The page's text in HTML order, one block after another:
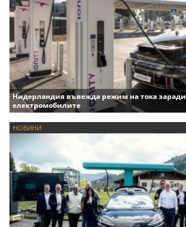
Нидерландия въвежда режим на тока заради
електромобилите
НОВИНИ